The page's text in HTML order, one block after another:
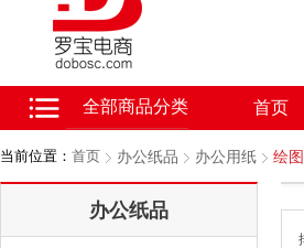
全部商品分类 首页
当前位置： 首页 办公纸品 办公用纸 绘
办公纸品